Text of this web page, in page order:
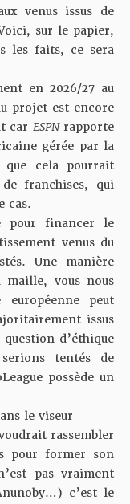
venus issus de
sur le papier,
les faits, ce sera
en 2026/27 au
projet est encore
car ESPNrapporte
gérée par la
cela pourrait
franchises, qui
cas.
pour financer le
venus du
Une manière
vous nous
peut
issus
d’éthique
tentés de
possède un
le viseur
rassembler
pour former son
pas vraiment
c’est le